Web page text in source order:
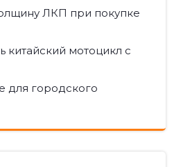
ЛКП при покупке
китайский мотоцикл с
для городского